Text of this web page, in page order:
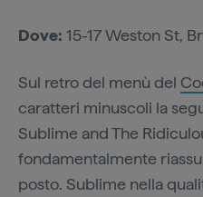
Dove: 15-17 Weston St,
Sul retro del menù del
caratteri minuscoli la
Sublime and The
fondamentalmente
posto. Sublime nella